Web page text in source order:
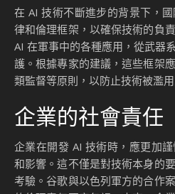
在 AI 技術不斷進步的背景下，
律和倫理框架，以確保技術的負
AI 在軍事中的各種應用，從武器
護。根據專家的建議，這些框架
類監督等原則，以防止技術被濫用
企業的社會責任
企業在開發 AI 技術時，應更加
和影響。這不僅是對技術本身的
考驗。谷歌與以色列軍方的合作